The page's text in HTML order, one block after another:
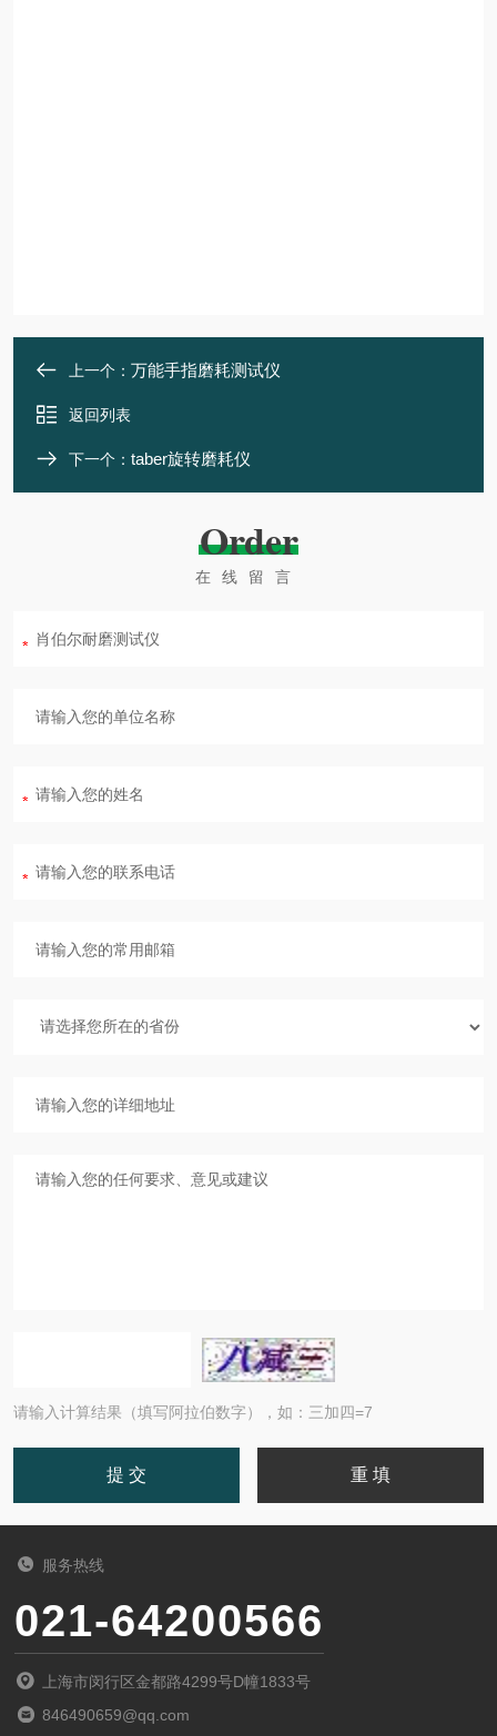
上一个： 万能手指磨耗测试仪
返回列表
下一个： taber旋转磨耗仪
Order
在线留言
请输入计算结果（填写阿拉伯数字），如：三加四=7
服务热线
021-64200566
上海市闵行区金都路4299号D幢1833号
846490659@qq.com